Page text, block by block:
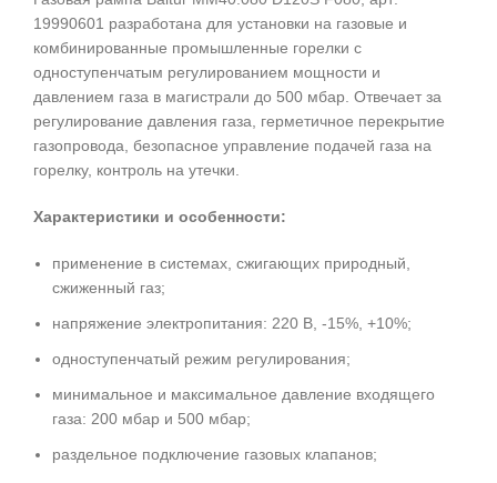
19990601 разработана для установки на газовые и
комбинированные промышленные горелки с
одноступенчатым регулированием мощности и
давлением газа в магистрали до 500 мбар. Отвечает за
регулирование давления газа, герметичное перекрытие
газопровода, безопасное управление подачей газа на
горелку, контроль на утечки.
Характеристики и особенности:
применение в системах, сжигающих природный,
сжиженный газ;
напряжение электропитания: 220 В, -15%, +10%;
одноступенчатый режим регулирования;
минимальное и максимальное давление входящего
газа: 200 мбар и 500 мбар;
раздельное подключение газовых клапанов;